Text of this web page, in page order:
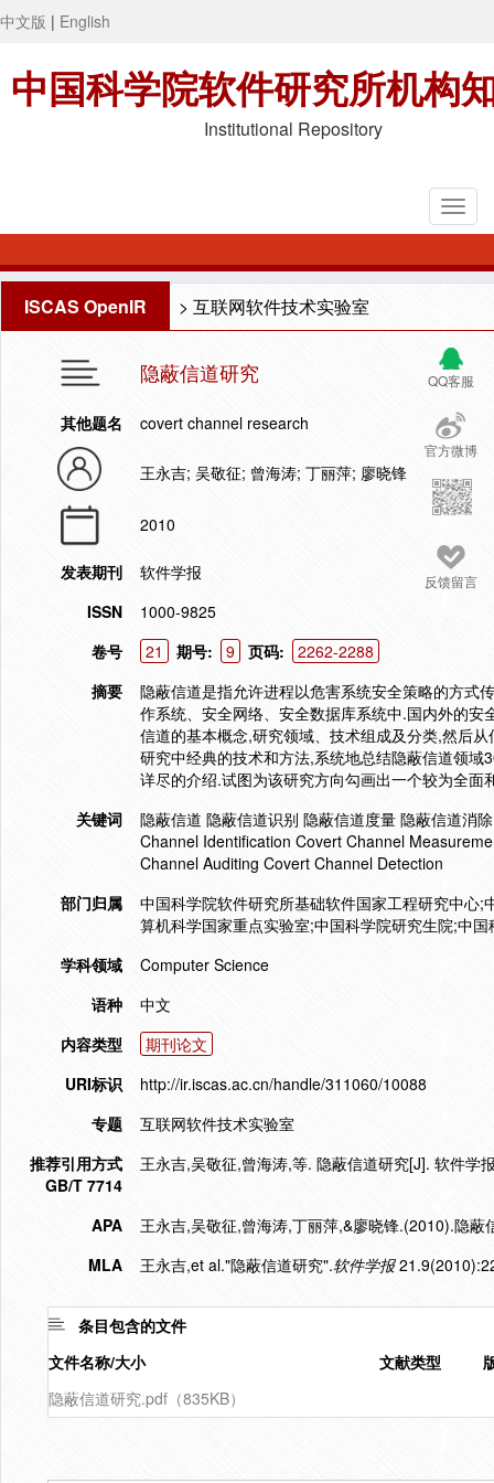
中文版 | English
中国科学院软件研究所机构
Institutional Repository
ISCAS OpenIR > 互联网软件技术实验室
QQ客服
官方微博
反馈留言
隐蔽信道研究
其他题名 covert channel research
王永吉; 吴敬征; 曾海涛; 丁丽萍; 廖晓锋
2010
发表期刊
软件学报
ISSN
1000-9825
卷号
21 期号: 9 页码:
2262-2288
摘要
隐蔽信道是指允许进程以危害系统安全策略的方式
作系统、安全网络、安全数据库系统中.国内外的
信道的基本概念,研究领域、技术组成及分类,然后
研究中经典的技术和方法,系统地总结隐蔽信道领
详尽的介绍.试图为该研究方向勾画出一个较为全
关键词
隐蔽信道 隐蔽信道识别 隐蔽信道度量 隐蔽信道消
Channel Identification Covert Channel
Channel Auditing Covert Channel Detection
部门归属
中国科学院软件研究所基础软件国家工程研究中心
算机科学国家重点实验室;中国科学院研究生院;中
学科领域
Computer Science
语种
中文
内容类型
期刊论文
URI标识
http://ir.iscas.ac.cn/handle/311060/10088
专题
互联网软件技术实验室
推荐引用方式
GB/T 7714
王永吉,吴敬征,曾海涛,等. 隐蔽信道研究[J]. 软件学
APA
王永吉,吴敬征,曾海涛,丁丽萍,&廖晓锋.(2010).隐蔽
MLA
王永吉,et al."隐蔽信道研究".软件学报
条目包含的文件
文件名称/大小
文献类型
隐蔽信道研究.pdf（835KB）